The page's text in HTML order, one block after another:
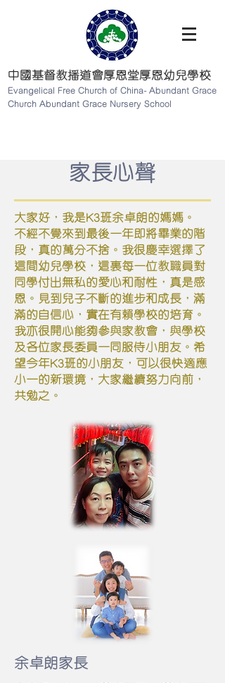
中國基督教播道會厚恩堂厚恩幼兒學校
Evangelical Free Church of China- Abundant Grace
Church Abundant Grace Nursery School
家長心聲
大家好，我是K3班余卓朗的媽媽。
不經不覺來到最後一年即將畢業的階
段，真的萬分不捨。我很慶幸選擇了
這間幼兒學校，這裏每一位教職員對
同學付出無私的愛心和耐性，真是感
恩。見到兒子不斷的進步和成長，滿
滿的自信心，實在有賴學校的培育。
我亦很開心能夠參與家教會，與學校
及各位家長委員一同服侍小朋友。希
望今年K3班的小朋友，可以很快適應
小一的新環境，大家繼續努力向前，
共勉之。
余卓朗家長